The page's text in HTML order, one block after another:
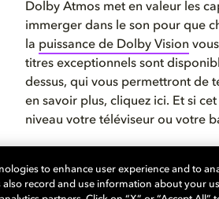
Dolby Atmos met en valeur les
immerger dans le son pour que
la puissance de Dolby Vision
titres exceptionnels sont
dessus, qui vous permettront de
en savoir plus, cliquez ici. Et si
niveau votre téléviseur ou votre
cinéma Dolby Atmos. Si vous
home cinéma avec Dolby Atmos
to enhance user experience and to
record and use information about your